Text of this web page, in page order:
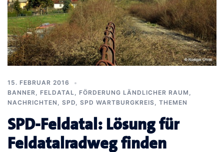
15. FEBRUAR 2016
BANNER, FELDATAL, FÖRDERUNG LÄNDLICHER RAUM ,
NACHRICHTEN , SPD, SPD WARTBURGKREIS, THEMEN
SPD-Feldatal: Lösung für
Feldatalradweg finden